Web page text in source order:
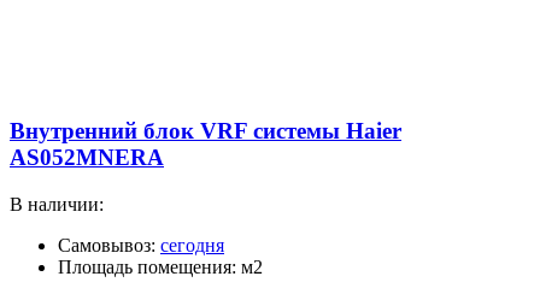
Внутренний блок VRF системы Haier
AS052MNERA
В наличии:
Самовывоз: сегодня
Площадь помещения: м2